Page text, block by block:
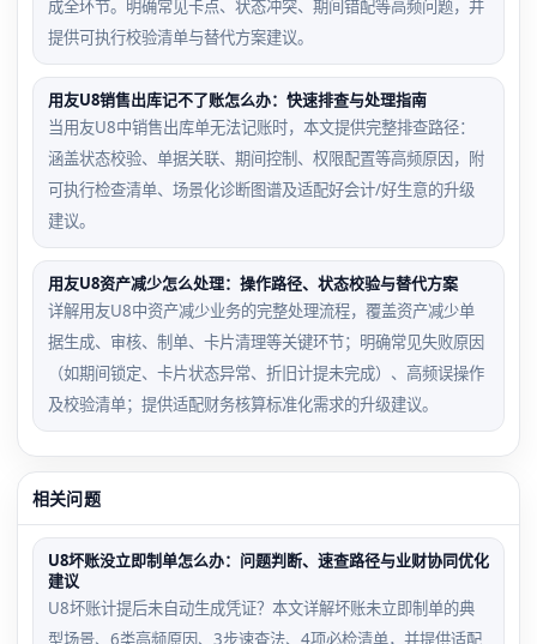
成全环节。明确常见卡点、状态冲突、期间错配等高频问题，并
提供可执行校验清单与替代方案建议。
用友U8销售出库记不了账怎么办：快速排查与处理指南
当用友U8中销售出库单无法记账时，本文提供完整排查路径：
涵盖状态校验、单据关联、期间控制、权限配置等高频原因，附
可执行检查清单、场景化诊断图谱及适配好会计/好生意的升级
建议。
用友U8资产减少怎么处理：操作路径、状态校验与替代方案
详解用友U8中资产减少业务的完整处理流程，覆盖资产减少单
据生成、审核、制单、卡片清理等关键环节；明确常见失败原因
（如期间锁定、卡片状态异常、折旧计提未完成）、高频误操作
及校验清单；提供适配财务核算标准化需求的升级建议。
相关问题
U8坏账没立即制单怎么办：问题判断、速查路径与业财协同优化
建议
U8坏账计提后未自动生成凭证？本文详解坏账未立即制单的典
型场景、6类高频原因、3步速查法、4项必检清单，并提供适配